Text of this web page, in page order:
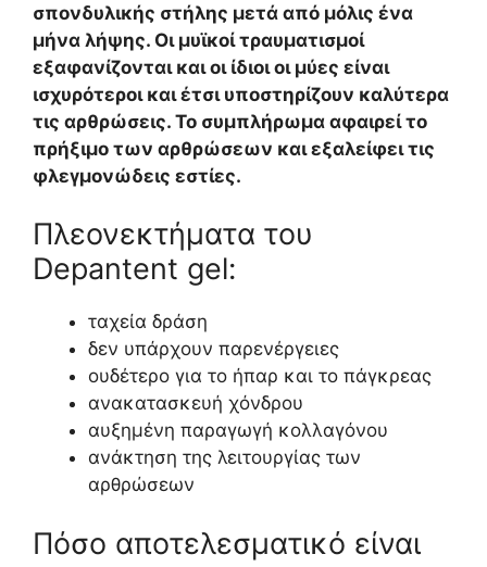
σπονδυλικής στήλης μετά από μόλις ένα
μήνα λήψης. Οι μυϊκοί τραυματισμοί
εξαφανίζονται και οι ίδιοι οι μύες είναι
ισχυρότεροι και έτσι υποστηρίζουν καλύτερα
τις αρθρώσεις. Το συμπλήρωμα αφαιρεί το
πρήξιμο των αρθρώσεων και εξαλείφει τις
φλεγμονώδεις εστίες.
Πλεονεκτήματα του
Depantent gel:
ταχεία δράση
δεν υπάρχουν παρενέργειες
ουδέτερο για το ήπαρ και το πάγκρεας
ανακατασκευή χόνδρου
αυξημένη παραγωγή κολλαγόνου
ανάκτηση της λειτουργίας των
αρθρώσεων
Πόσο αποτελεσματικό είναι